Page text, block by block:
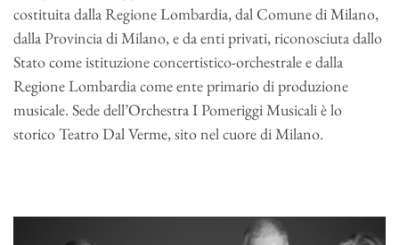
costituita dalla Regione Lombardia, dal Comune di Milano,
dalla Provincia di Milano, e da enti privati, riconosciuta dallo
Stato come istituzione concertistico-orchestrale e dalla
Regione Lombardia come ente primario di produzione
musicale. Sede dell’Orchestra I Pomeriggi Musicali è lo
storico Teatro Dal Verme, sito nel cuore di Milano.